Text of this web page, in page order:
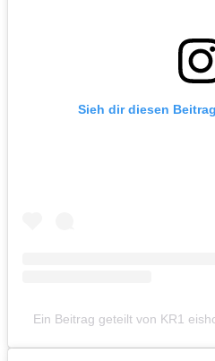
Sieh dir diesen
Ein Beitrag geteilt von KR1